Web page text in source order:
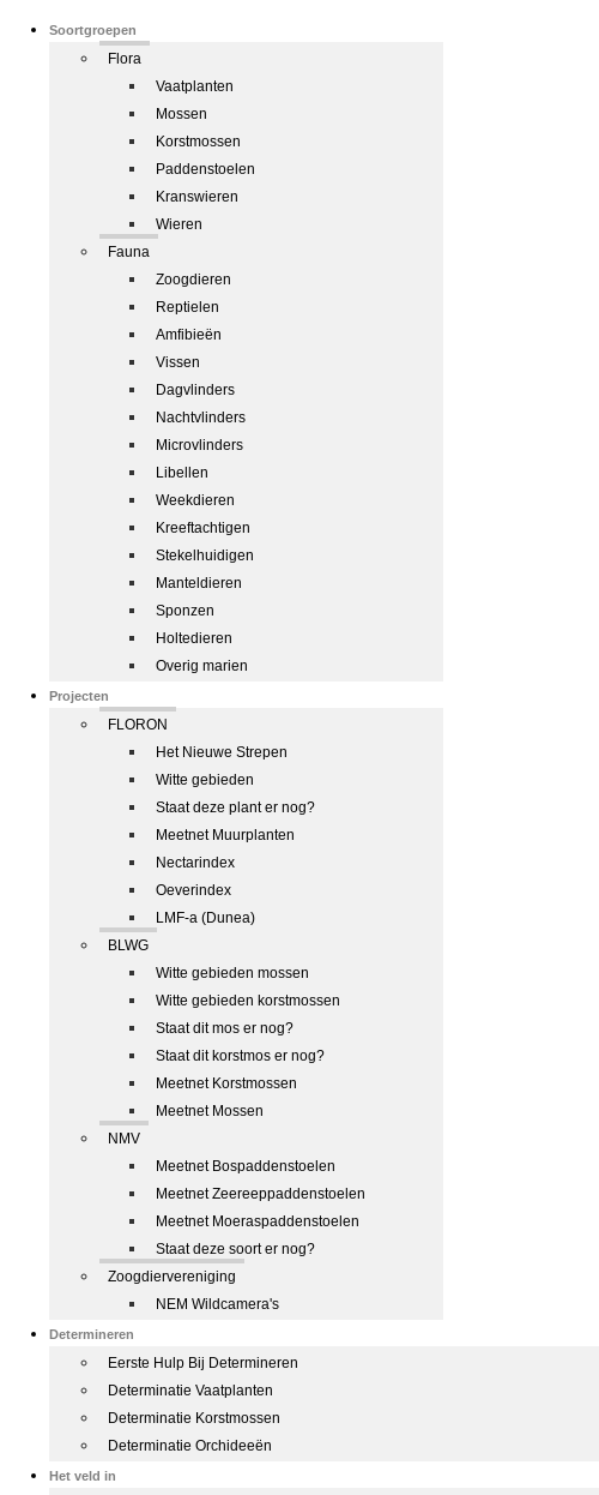
Soortgroepen
Flora
Vaatplanten
Mossen
Korstmossen
Paddenstoelen
Kranswieren
Wieren
Fauna
Zoogdieren
Reptielen
Amfibieën
Vissen
Dagvlinders
Nachtvlinders
Microvlinders
Libellen
Weekdieren
Kreeftachtigen
Stekelhuidigen
Manteldieren
Sponzen
Holtedieren
Overig marien
Projecten
FLORON
Het Nieuwe Strepen
Witte gebieden
Staat deze plant er nog?
Meetnet Muurplanten
Nectarindex
Oeverindex
LMF-a (Dunea)
BLWG
Witte gebieden mossen
Witte gebieden korstmossen
Staat dit mos er nog?
Staat dit korstmos er nog?
Meetnet Korstmossen
Meetnet Mossen
NMV
Meetnet Bospaddenstoelen
Meetnet Zeereeppaddenstoelen
Meetnet Moeraspaddenstoelen
Staat deze soort er nog?
Zoogdiervereniging
NEM Wildcamera's
Determineren
Eerste Hulp Bij Determineren
Determinatie Vaatplanten
Determinatie Korstmossen
Determinatie Orchideeën
Het veld in